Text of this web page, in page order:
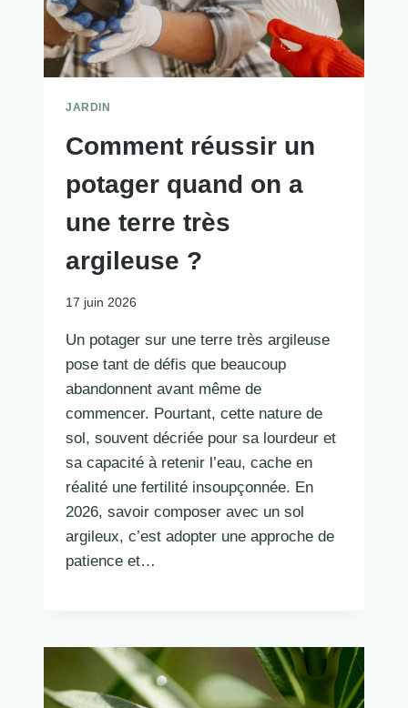
JARDIN
Comment réussir un
potager quand on a
une terre très
argileuse ?
17 juin 2026
Un potager sur une terre très argileuse
pose tant de défis que beaucoup
abandonnent avant même de
commencer. Pourtant, cette nature de
sol, souvent décriée pour sa lourdeur et
sa capacité à retenir l’eau, cache en
réalité une fertilité insoupçonnée. En
2026, savoir composer avec un sol
argileux, c’est adopter une approche de
patience et…